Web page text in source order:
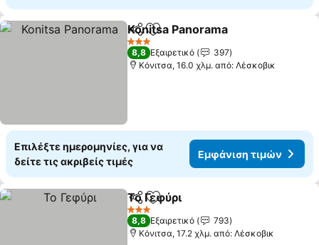
Κοινοποίηση
Προσθήκη στα αγαπημένα
Konitsa Panorama
3 Αστέρια
8,8 Εξαιρετικό
397
Κόνιτσα, 16.0 χλμ. από: Λέσκοβικ
Επιλέξτε ημερομηνίες, για να
δείτε τις ακριβείς τιμές
Εμφάνιση τιμών
Κοινοποίηση
Προσθήκη στα αγαπημένα
Το Γεφύρι
3 Αστέρια
8,8 Εξαιρετικό
793
Κόνιτσα, 17.2 χλμ. από: Λέσκοβικ